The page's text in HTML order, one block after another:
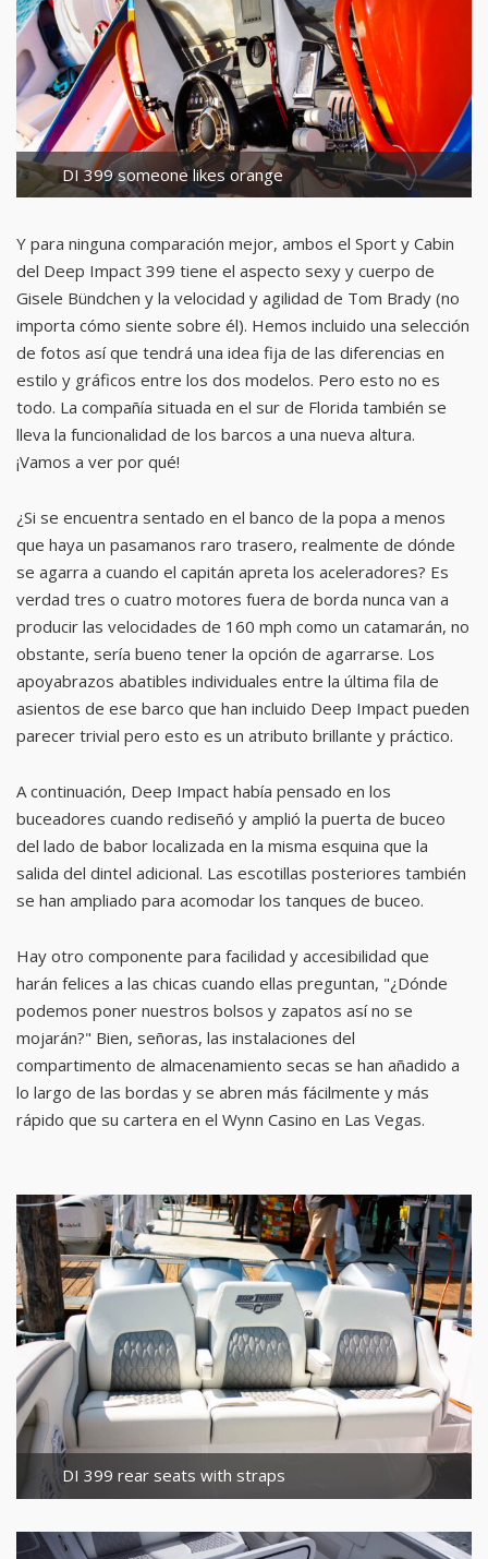
DI 399 someone likes orange
Y para ninguna comparación mejor, ambos el Sport y Cabin
del Deep Impact 399 tiene el aspecto sexy y cuerpo de
Gisele Bündchen y la velocidad y agilidad de Tom Brady (no
importa cómo siente sobre él). Hemos incluido una selección
de fotos así que tendrá una idea fija de las diferencias en
estilo y gráficos entre los dos modelos. Pero esto no es
todo. La compañía situada en el sur de Florida también se
lleva la funcionalidad de los barcos a una nueva altura.
¡Vamos a ver por qué!
¿Si se encuentra sentado en el banco de la popa a menos
que haya un pasamanos raro trasero, realmente de dónde
se agarra a cuando el capitán apreta los aceleradores? Es
verdad tres o cuatro motores fuera de borda nunca van a
producir las velocidades de 160 mph como un catamarán, no
obstante, sería bueno tener la opción de agarrarse. Los
apoyabrazos abatibles individuales entre la última fila de
asientos de ese barco que han incluido Deep Impact pueden
parecer trivial pero esto es un atributo brillante y práctico.
A continuación, Deep Impact había pensado en los
buceadores cuando rediseñó y amplió la puerta de buceo
del lado de babor localizada en la misma esquina que la
salida del dintel adicional. Las escotillas posteriores también
se han ampliado para acomodar los tanques de buceo.
Hay otro componente para facilidad y accesibilidad que
harán felices a las chicas cuando ellas preguntan, "¿Dónde
podemos poner nuestros bolsos y zapatos así no se
mojarán?" Bien, señoras, las instalaciones del
compartimento de almacenamiento secas se han añadido a
lo largo de las bordas y se abren más fácilmente y más
rápido que su cartera en el Wynn Casino en Las Vegas.
DI 399 rear seats with straps